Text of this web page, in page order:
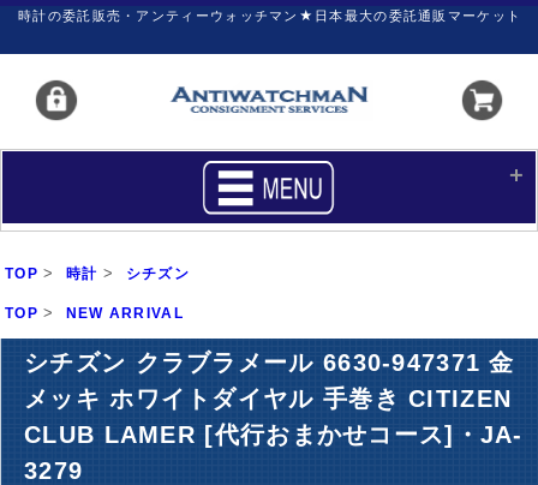
時計の委託販売・アンティーウォッチマン★日本最大の委託通販マーケット
買いたい
サポート マイページ
新着リスト 価格ダウン
時計の修理
TOP > 時計 > シチズン
TOP > NEW ARRIVAL
シチズン クラブラメール 6630-947371 金
メッキ ホワイトダイヤル 手巻き CITIZEN
CLUB LAMER [代行おまかせコース]・JA-
3279